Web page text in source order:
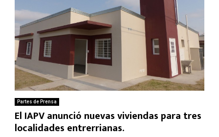
Partes de Prensa
El IAPV anunció nuevas viviendas para tres
localidades entrerrianas.